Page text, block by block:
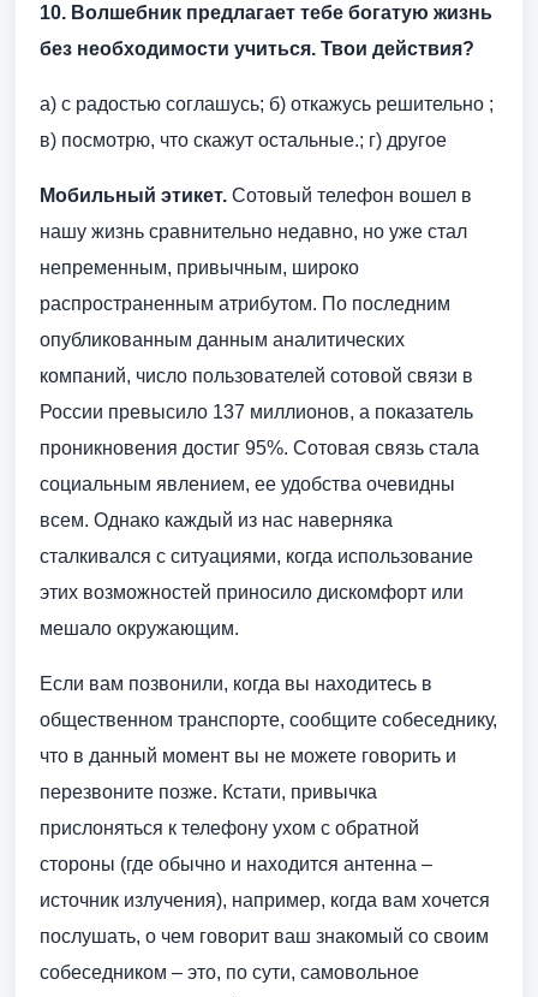
10. Волшебник предлагает тебе богатую жизнь
без необходимости учиться. Твои действия?
а) с радостью соглашусь; б) откажусь решительно ;
в) посмотрю, что скажут остальные.; г) другое
Мобильный этикет. Сотовый телефон вошел в
нашу жизнь сравнительно недавно, но уже стал
непременным, привычным, широко
распространенным атрибутом. По последним
опубликованным данным аналитических
компаний, число пользователей сотовой связи в
России превысило 137 миллионов, а показатель
проникновения достиг 95%. Сотовая связь стала
социальным явлением, ее удобства очевидны
всем. Однако каждый из нас наверняка
сталкивался с ситуациями, когда использование
этих возможностей приносило дискомфорт или
мешало окружающим.
Если вам позвонили, когда вы находитесь в
общественном транспорте, сообщите собеседнику,
что в данный момент вы не можете говорить и
перезвоните позже. Кстати, привычка
прислоняться к телефону ухом с обратной
стороны (где обычно и находится антенна –
источник излучения), например, когда вам хочется
послушать, о чем говорит ваш знакомый со своим
собеседником – это, по сути, самовольное